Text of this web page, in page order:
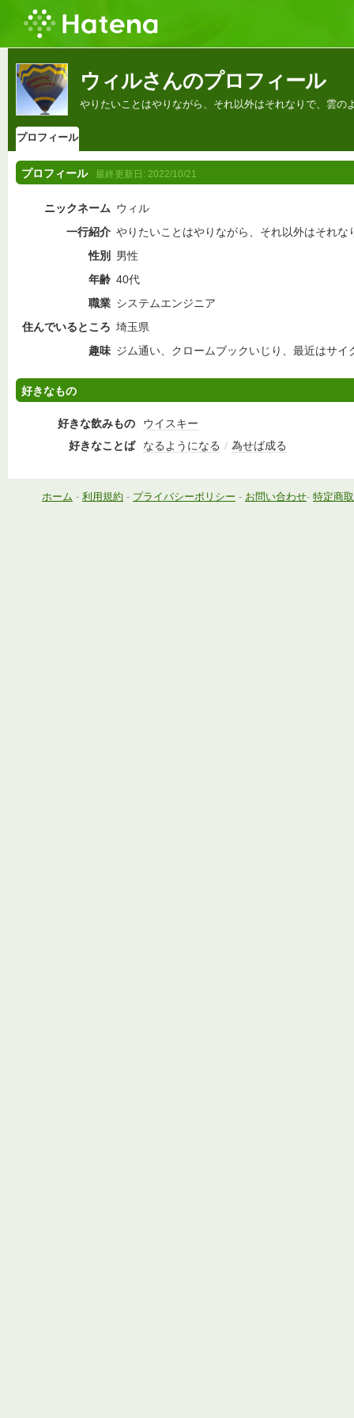
ウィルさんのプロフィール
やりたいことはやりながら、それ以外はそれなりで、雲の
プロフィール
プロフィール 最終更新日: 2022/10/21
ニックネーム ウィル
一行紹介 やりたいことはやりながら、それ以外はそれな
性別
男性
年齢 40代
職業 システムエンジニア
住んでいるところ 埼玉県
趣味 ジム通い、クロームブックいじり、最近はサイ
好きなもの
好きな飲みもの
ウイスキー
好きなことば
なるようになる / 為せば成る
ホーム - 利用規約 - プライバシーポリシー - お問い合わせ- 特定商